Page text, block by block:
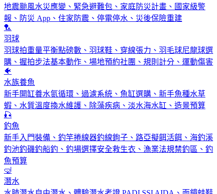
地震颱風水災應變、緊急避難包、家庭防災計畫、國家級警
報、防災 App、住家防震、停電停水、災後保險重建
🏸
羽球
羽球拍重量平衡點磅數、羽球鞋、穿線張力、羽毛球尼龍球選
購、握拍步法基本動作、場地預約社團、規則計分、運動傷害
🐠
水族養魚
新手開缸養水氮循環、過濾系統、魚缸選購、新手魚種水草
蝦、水質溫度換水維護、除藻疾病、淡水海水缸、造景預算
🎣
釣魚
新手入門裝備、釣竿捲線器釣線鉤子、路亞擬餌活餌、海釣溪
釣池釣磯釣船釣、釣場選擇安全救生衣、漁業法規禁釣區、釣
魚預算
🤿
潛水